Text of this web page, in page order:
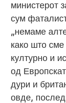
министерот
сум
„немаме
како што
културно и
од
дури и
овде,